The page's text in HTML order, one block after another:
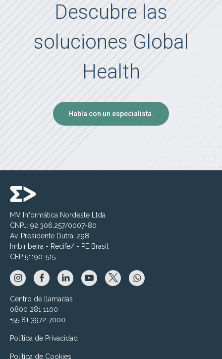
Descubre las
soluciones Global
Health
Habla con un especialista.
MV Informática Nordeste Ltda
CNPJ: 92.306.257/0007-80
Av. Presidente Dutra, 298
Imbiribeira - Recife/ - PE Brasil
CEP 51190-515
Centro de llamadas
0800 281 1100
+55 81 3972-7000
Política de Privacidad
Política de Cookies